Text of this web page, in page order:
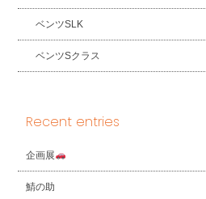
ベンツSLK
ベンツSクラス
Recent entries
企画展
鯖の助